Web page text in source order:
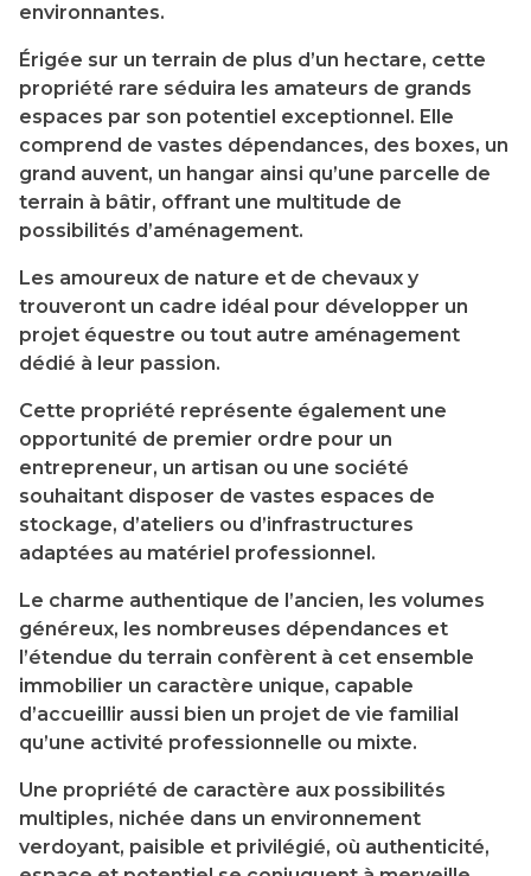
environnantes.
Érigée sur un terrain de plus d’un hectare, cette
propriété rare séduira les amateurs de grands
espaces par son potentiel exceptionnel. Elle
comprend de vastes dépendances, des boxes, un
grand auvent, un hangar ainsi qu’une parcelle de
terrain à bâtir, offrant une multitude de
possibilités d’aménagement.
Les amoureux de nature et de chevaux y
trouveront un cadre idéal pour développer un
projet équestre ou tout autre aménagement
dédié à leur passion.
Cette propriété représente également une
opportunité de premier ordre pour un
entrepreneur, un artisan ou une société
souhaitant disposer de vastes espaces de
stockage, d’ateliers ou d’infrastructures
adaptées au matériel professionnel.
Le charme authentique de l’ancien, les volumes
généreux, les nombreuses dépendances et
l’étendue du terrain confèrent à cet ensemble
immobilier un caractère unique, capable
d’accueillir aussi bien un projet de vie familial
qu’une activité professionnelle ou mixte.
Une propriété de caractère aux possibilités
multiples, nichée dans un environnement
verdoyant, paisible et privilégié, où authenticité,